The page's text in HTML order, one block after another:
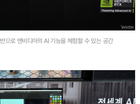
으로 엔비디아의 AI 기능을 체험할 수 있는 공간